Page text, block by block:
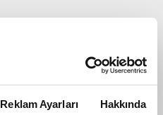
Reklam Ayarları Hakkında